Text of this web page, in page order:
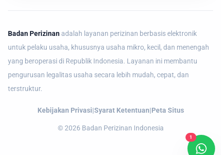
Badan Perizinan adalah layanan perizinan berbasis elektronik
untuk pelaku usaha, khususnya usaha mikro, kecil, dan menengah
yang beroperasi di Republik Indonesia. Layanan ini membantu
pengurusan legalitas usaha secara lebih mudah, cepat, dan
terstruktur.
Kebijakan Privasi|Syarat Ketentuan|Peta Situs
©2026 Badan Perizinan Indonesia
1